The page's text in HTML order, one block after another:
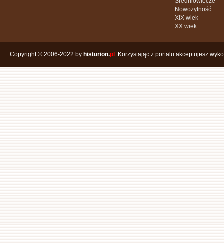
Nowożytność
XIX wiek
XX wiek
Copyright © 2006-2022 by histurion.pl . Korzystając z portalu akceptujesz